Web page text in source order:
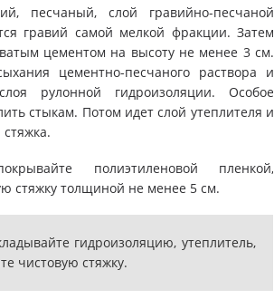
песчаный, слой гравийно-песчаной
гравий самой мелкой фракции. Затем
цементом на высоту не менее 3 см.
цементно-песчаного раствора и
рулонной гидроизоляции. Особое
стыкам. Потом идет слой утеплителя и
полиэтиленовой пленкой,
стяжку толщиной не менее 5 см.
гидроизоляцию, утеплитель,
чистовую стяжку.